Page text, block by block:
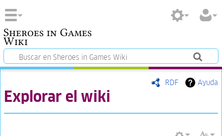
Sheroes in Games
Wiki
RDF Ayuda
Explorar el wiki